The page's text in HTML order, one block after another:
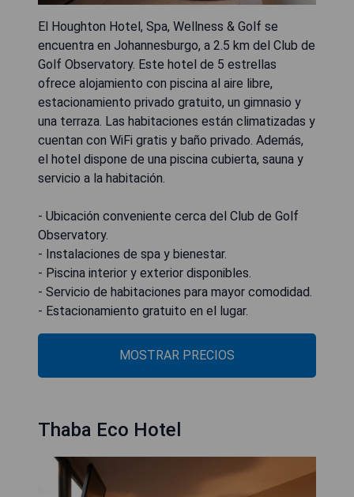
El Houghton Hotel, Spa, Wellness & Golf se
encuentra en Johannesburgo, a 2.5 km del Club de
Golf Observatory. Este hotel de 5 estrellas
ofrece alojamiento con piscina al aire libre,
estacionamiento privado gratuito, un gimnasio y
una terraza. Las habitaciones están climatizadas y
cuentan con WiFi gratis y baño privado. Además,
el hotel dispone de una piscina cubierta, sauna y
servicio a la habitación.
- Ubicación conveniente cerca del Club de Golf
Observatory.
- Instalaciones de spa y bienestar.
- Piscina interior y exterior disponibles.
- Servicio de habitaciones para mayor comodidad.
- Estacionamiento gratuito en el lugar.
MOSTRAR PRECIOS
Thaba Eco Hotel